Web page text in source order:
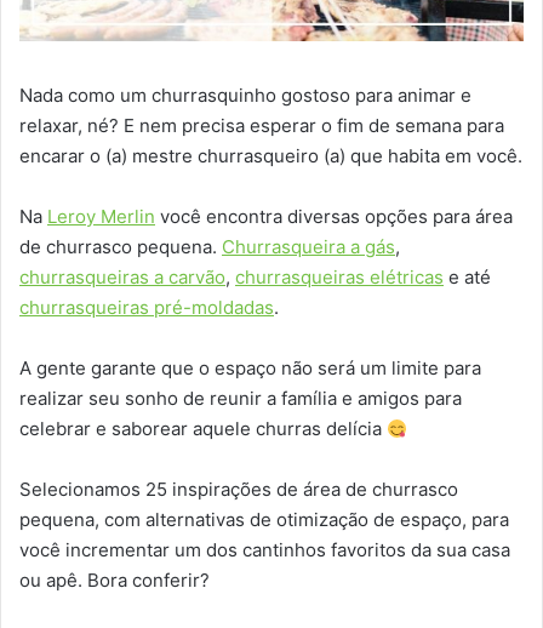
Nada como um churrasquinho gostoso para animar e
relaxar, né? E nem precisa esperar o fim de semana para
encarar o (a) mestre churrasqueiro (a) que habita em você.
Na Leroy Merlin você encontra diversas opções para área
de churrasco pequena. Churrasqueira a gás,
churrasqueiras a carvão, churrasqueiras elétricas e até
churrasqueiras pré-moldadas.
A gente garante que o espaço não será um limite para
realizar seu sonho de reunir a família e amigos para
celebrar e saborear aquele churras delícia
Selecionamos 25 inspirações de área de churrasco
pequena, com alternativas de otimização de espaço, para
você incrementar um dos cantinhos favoritos da sua casa
ou apê. Bora conferir?